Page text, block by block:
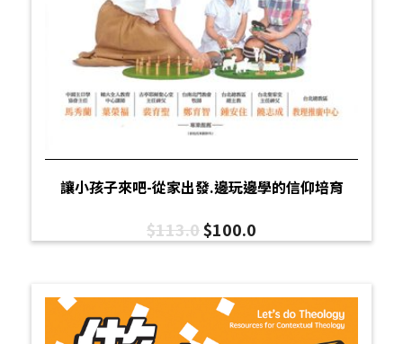
讓小孩子來吧-從家出發.邊玩邊學的信仰培育
$113.0$100.0